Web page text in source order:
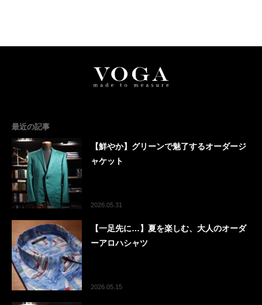
最近の記事
【鮮やか】グリーンで魅了するオーダージ
ャケット
2026.05.31
【一足先に…】夏を楽しむ、大人のオーダ
ーアロハシャツ
2026.05.15